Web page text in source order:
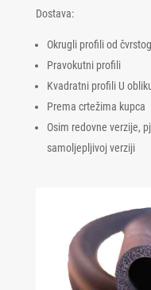
Dostava:
Okrugli profili od
Pravokutni profili
Kvadratni profili U
Prema crtežima kupca
Osim redovne verzije,
samoljepljivoj verziji